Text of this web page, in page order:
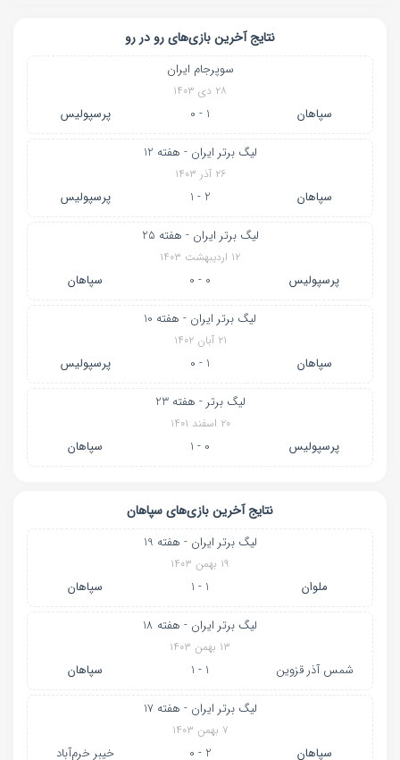
نتایج آخرین بازی‌های رو در رو
سوپرجام ایران
۲۸ دی ۱۴۰۳
سپاهان 1 - 0 پرسپولیس
لیگ برتر ایران - هفته 12
۲۶ آذر ۱۴۰۳
سپاهان 2 - 1 پرسپولیس
لیگ برتر ایران - هفته 25
۱۲ اردیبهشت ۱۴۰۳
پرسپولیس 0 - 0 سپاهان
لیگ برتر ایران - هفته 10
۲۱ آبان ۱۴۰۲
سپاهان 1 - 0 پرسپولیس
لیگ برتر - هفته 23
۲۰ اسفند ۱۴۰۱
پرسپولیس 0 - 1 سپاهان
نتایج آخرین بازی‌های سپاهان
لیگ برتر ایران - هفته 19
۱۹ بهمن ۱۴۰۳
ملوان 1 - 1 سپاهان
لیگ برتر ایران - هفته 18
۱۳ بهمن ۱۴۰۳
شمس آذر قزوین 1 - 1 سپاهان
لیگ برتر ایران - هفته 17
۷ بهمن ۱۴۰۳
سپاهان 2 - 0 خیبر خرم‌آباد